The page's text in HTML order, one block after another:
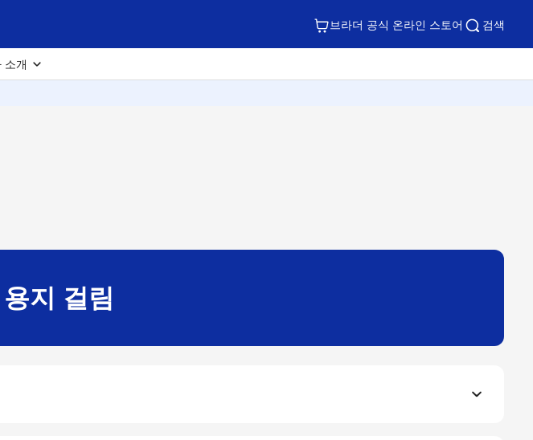
브라더 공식 온라인 스토어 검색
소개
지 걸림